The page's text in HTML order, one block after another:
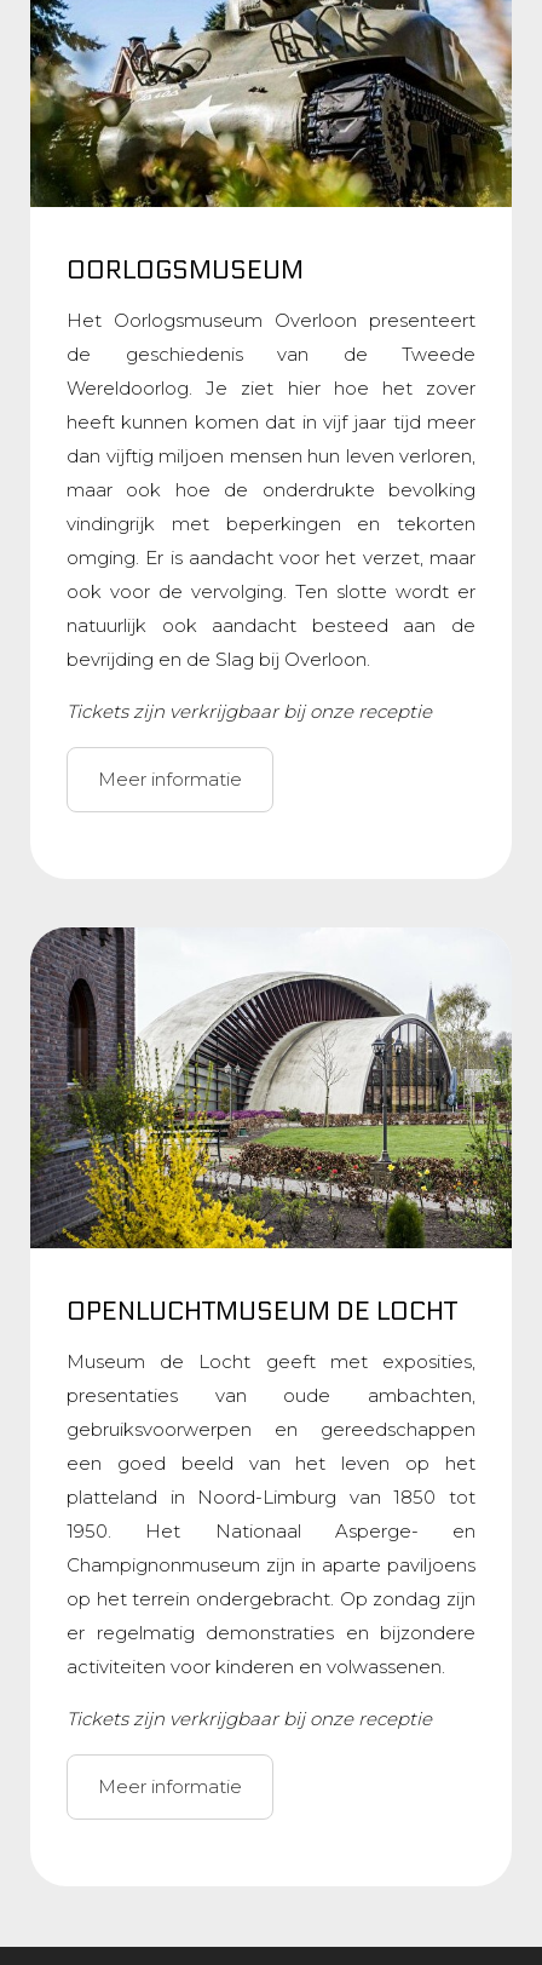
OORLOGSMUSEUM
Het Oorlogsmuseum Overloon presenteert
de geschiedenis van de Tweede
Wereldoorlog. Je ziet hier hoe het zover
heeft kunnen komen dat in vijf jaar tijd meer
dan vijftig miljoen mensen hun leven verloren,
maar ook hoe de onderdrukte bevolking
vindingrijk met beperkingen en tekorten
omging. Er is aandacht voor het verzet, maar
ook voor de vervolging. Ten slotte wordt er
natuurlijk ook aandacht besteed aan de
bevrijding en de Slag bij Overloon.
Tickets zijn verkrijgbaar bij onze receptie
Meer informatie
OPENLUCHTMUSEUM DE LOCHT
Museum de Locht geeft met exposities,
presentaties van oude ambachten,
gebruiksvoorwerpen en gereedschappen
een goed beeld van het leven op het
platteland in Noord-Limburg van 1850 tot
1950. Het Nationaal Asperge- en
Champignonmuseum zijn in aparte paviljoens
op het terrein ondergebracht. Op zondag zijn
er regelmatig demonstraties en bijzondere
activiteiten voor kinderen en volwassenen.
Tickets zijn verkrijgbaar bij onze receptie
Meer informatie